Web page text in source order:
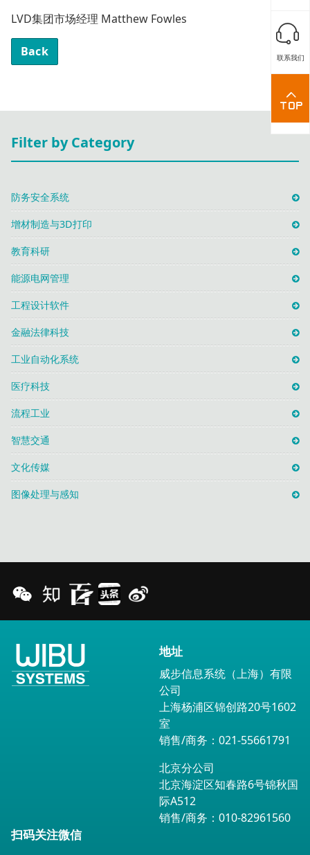
LVD集团市场经理 Matthew Fowles
Back
Filter by Category
防务安全系统
增材制造与3D打印
教育科研
能源电网管理
工程设计软件
金融法律科技
工业自动化系统
医疗科技
流程工业
智慧交通
文化传媒
图像处理与感知
地址
威步信息系统（上海）有限
公司
上海杨浦区锦创路20号1602
室
销售/商务：021-55661791
北京分公司
北京海淀区知春路6号锦秋国
际A512
销售/商务：010-82961560
扫码关注微信
联系我们